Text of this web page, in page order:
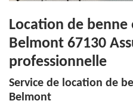
Location de
Belmont 67130
professionnelle
Service de location de
Belmont